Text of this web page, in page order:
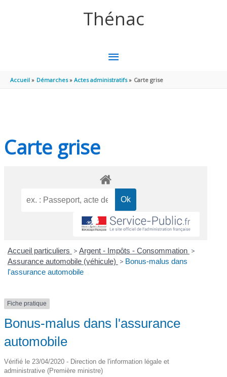
Thénac
MENU
PRINCIPAL
Accueil Démarches Actes administratifs Carte grise
Carte grise
Accueil particuliers > Argent - Impôts - Consommation >
Assurance automobile (véhicule) > Bonus-malus dans
l'assurance automobile
Fiche pratique
Bonus-malus dans l'assurance
automobile
Vérifié le 23/04/2020 - Direction de l'information légale et
administrative (Première ministre)